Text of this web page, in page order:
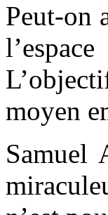
Peut-on
moyen
Samuel